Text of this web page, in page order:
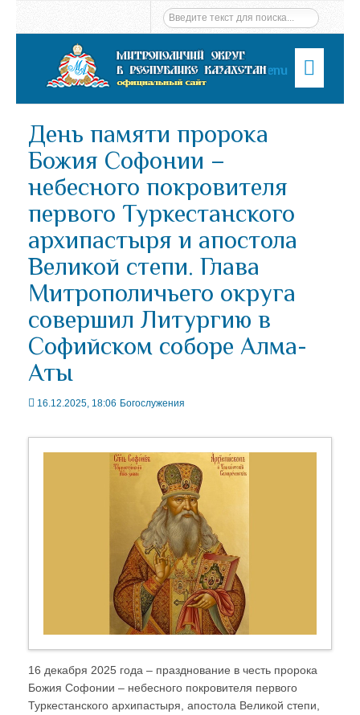
Menu
День памяти пророка
Божия Софонии –
небесного покровителя
первого Туркестанского
архипастыря и апостола
Великой степи. Глава
Митрополичьего округа
совершил Литургию в
Софийском соборе Алма-
Аты
16.12.2025, 18:06 Богослужения
16 декабря 2025 года – празднование в честь пророка
Божия Софонии – небесного покровителя первого
Туркестанского архипастыря, апостола Великой степи,